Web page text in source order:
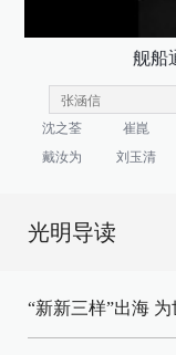
舰船
沈之荃 崔崑
戴汝为
刘玉清
光明导读
“新新三样”出海